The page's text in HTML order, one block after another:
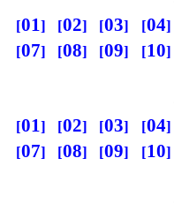
01 02 03 04
07
08 09 10
01 02 03 04
07
08 09 10